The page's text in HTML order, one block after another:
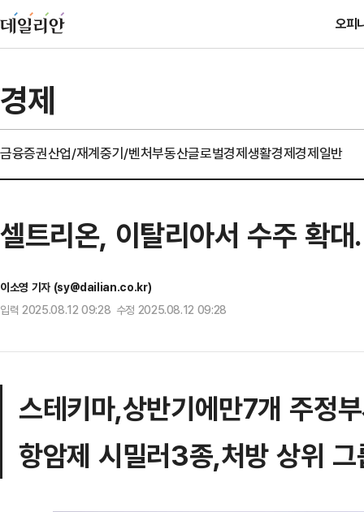
오피
경제
금융증권산업/재계중기/벤처부동산글로벌경제생활경제경제일반
셀트리온, 이탈리아서 수주 확
이소영 기자 (sy@dailian.co.kr)
입력 2025.08.12 09:28 수정 2025.08.12 09:28
스테키마,상반기에만7개 주정
항암제 시밀러3종,처방 상위